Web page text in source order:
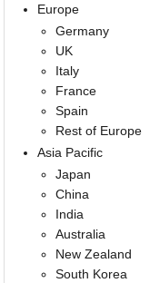
Europe
Germany
UK
Italy
France
Spain
Rest of Europe
Asia Pacific
Japan
China
India
Australia
New Zealand
South Korea